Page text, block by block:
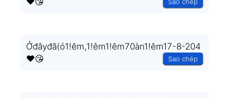
Ởđâyđã(ó1!êm,1!êm1!êm70àn1!êm17-8-204
❤️😘
Sao chép